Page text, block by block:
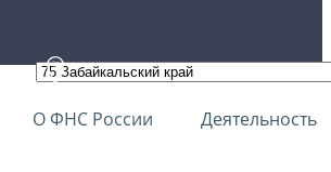
О ФНС России Деятельность